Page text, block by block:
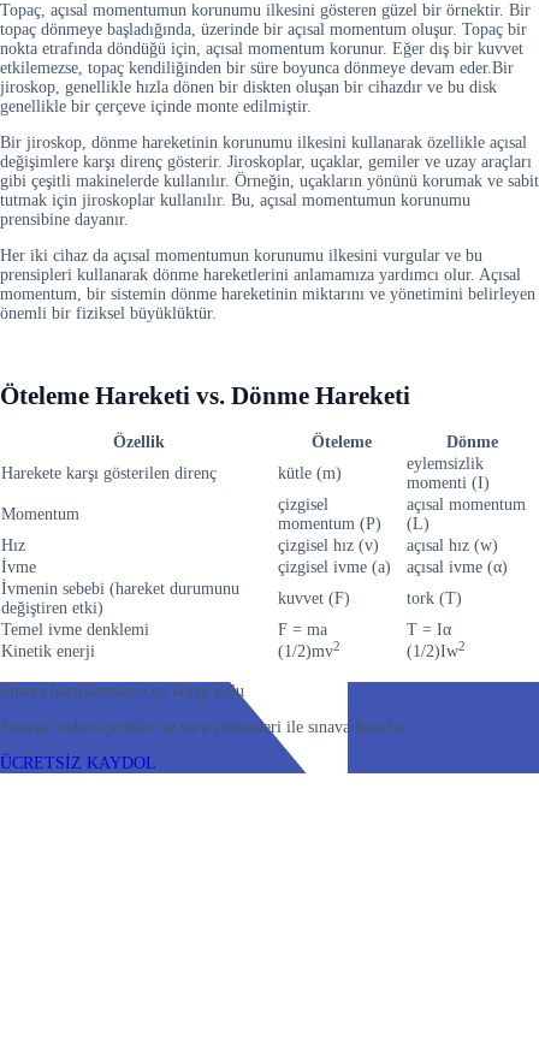
Topaç, açısal momentumun korunumu ilkesini gösteren güzel bir örnektir. Bir
topaç dönmeye başladığında, üzerinde bir açısal momentum oluşur. Topaç bir
nokta etrafında döndüğü için, açısal momentum korunur. Eğer dış bir kuvvet
etkilemezse, topaç kendiliğinden bir süre boyunca dönmeye devam eder.Bir
jiroskop, genellikle hızla dönen bir diskten oluşan bir cihazdır ve bu disk
genellikle bir çerçeve içinde monte edilmiştir.
Bir jiroskop, dönme hareketinin korunumu ilkesini kullanarak özellikle açısal
değişimlere karşı direnç gösterir. Jiroskoplar, uçaklar, gemiler ve uzay araçları
gibi çeşitli makinelerde kullanılır. Örneğin, uçakların yönünü korumak ve sabit
tutmak için jiroskoplar kullanılır. Bu, açısal momentumun korunumu
prensibine dayanır.
Her iki cihaz da açısal momentumun korunumu ilkesini vurgular ve bu
prensipleri kullanarak dönme hareketlerini anlamamıza yardımcı olur. Açısal
momentum, bir sistemin dönme hareketinin miktarını ve yönetimini belirleyen
önemli bir fiziksel büyüklüktür.
Öteleme Hareketi vs. Dönme Hareketi
Özellik Öteleme
Dönme
Harekete karşı gösterilen direnç
kütle (m)
eylemsizlik
momenti (I)
Momentum
çizgisel
momentum (P)
açısal momentum
(L)
Hız
çizgisel hız (v)
açısal hız (w)
İvme
çizgisel ivme (a)
açısal ivme (α)
İvmenin sebebi (hareket durumunu
değiştiren etki)
kuvvet (F)
tork (T)
Temel ivme denklemi
F = ma
T = Iα
Kinetik enerji
(1/2)mv2 (1/2)Iw2
Sınava hazırlanmanın en kolay yolu
Sınırsız video içerikler ve soru çözümleri ile sınava hazırlan
ÜCRETSİZ KAYDOL